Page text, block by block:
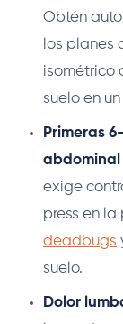
Obtén
los planes
isométrico
suelo en
Primeras
exige
press en
deadbugs
suelo.
Dolor